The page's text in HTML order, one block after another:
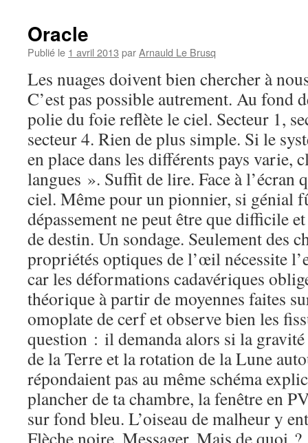
Oracle
Publié le 1 avril 2013 parArnauld Le Brusq
Les nuages doivent bien chercher à
C’est pas possible autrement. Au fond
polie du foie reflète le ciel. Secteur 1,
secteur 4. Rien de plus simple. Si le
en place dans les différents pays varie,
langues ». Suffit de lire. Face à l’écran
ciel. Même pour un pionnier, si génial
dépassement ne peut être que difficile
de destin. Un sondage. Seulement des
propriétés optiques de l’œil nécessite
car les déformations cadavériques
théorique à partir de moyennes faites
omoplate de cerf et observe bien les
question : il demanda alors si la gravité
de la Terre et la rotation de la Lune
répondaient pas au même schéma
plancher de ta chambre, la fenêtre en
sur fond bleu. L’oiseau de malheur y
Flèche noire. Messager. Mais de quoi